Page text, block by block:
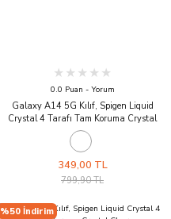
0.0 Puan - Yorum
Galaxy A14 5G Kılıf, Spigen Liquid
Crystal 4 Tarafı Tam Koruma Crystal
Clear
349,00 TL
799,90 TL
%50 İndirim